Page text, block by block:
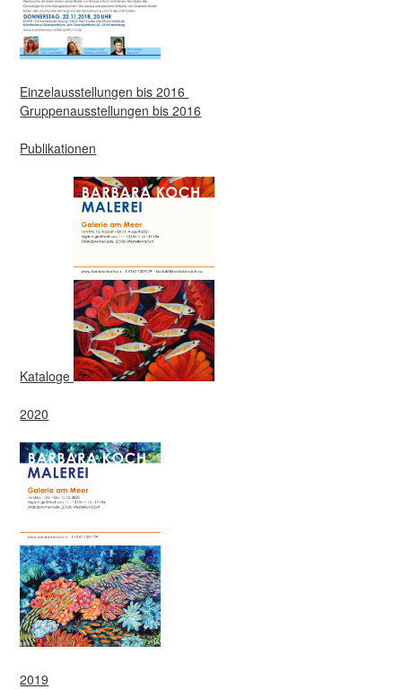
Einzelausstellungen bis 2016
Gruppenausstellungen bis 2016
Publikationen
Kataloge
2020
2019